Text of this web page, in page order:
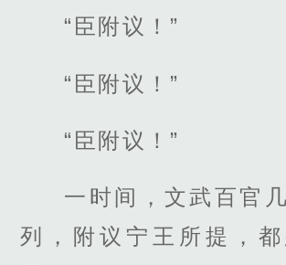
“臣附议！”
“臣附议！”
“臣附议！”
一时间，文武百官
列，附议宁王所提，